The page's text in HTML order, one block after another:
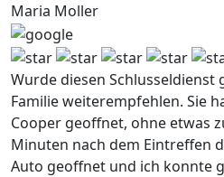
Maria Moller
Wurde diesen Schlusseldienst
Familie weiterempfehlen. Sie
Cooper geoffnet, ohne etwas
Minuten nach dem Eintreffen
Auto geoffnet und ich konnte